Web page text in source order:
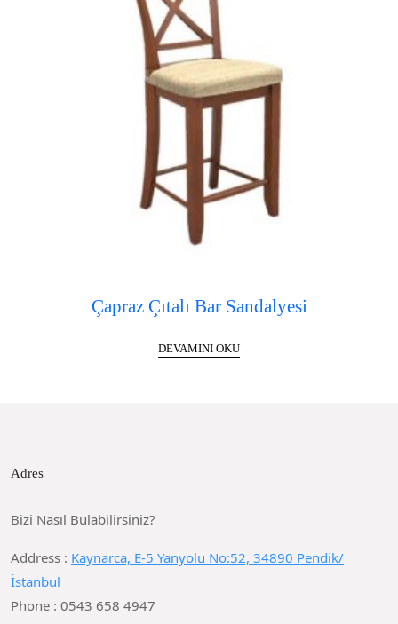
Çapraz Çıtalı Bar Sandalyesi
DEVAMINI OKU
Adres
Bizi Nasıl Bulabilirsiniz?
Address : Kaynarca, E-5 Yanyolu No:52, 34890 Pendik/
İstanbul
Phone : 0543 658 4947